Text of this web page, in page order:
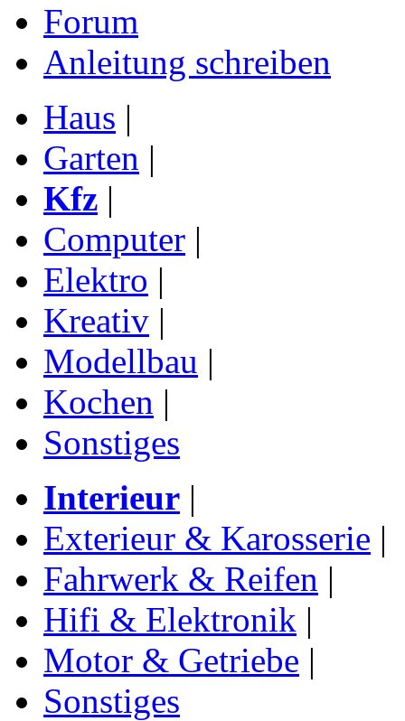
Forum
Anleitung schreiben
Haus |
Garten |
Kfz |
Computer |
Elektro |
Kreativ |
Modellbau |
Kochen |
Sonstiges
Interieur |
Exterieur & Karosserie |
Fahrwerk & Reifen |
Hifi & Elektronik |
Motor & Getriebe |
Sonstiges